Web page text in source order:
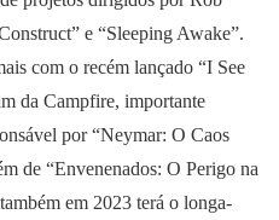
e “Sleeping Awake”.
com o recém lançado “I See
da Campfire, importante
por “Neymar: O Caos
de “Envenenados: O Perigo na
em 2023 terá o longa-